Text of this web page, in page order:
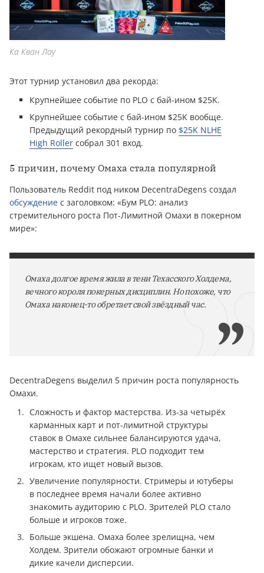
Ка Кван Лау
Этот турнир установил два рекорда:
Крупнейшее событие по PLO с бай-ином $25K.
Крупнейшее событие с бай-ином $25K вообще.
Предыдущий рекордный турнир по $25K NLHE
High Roller собрал 301 вход.
5 причин, почему Омаха стала популярной
Пользователь Reddit под ником DecentraDegens создал
обсуждение с заголовком: «Бум PLO: анализ
стремительного роста Пот-Лимитной Омахи в покерном
мире»:
Омаха долгое время жила в тени Техасского Холдема,
вечного короля покерных дисциплин. Но похоже, что
Омаха наконец-то обретает свой звёздный час.
DecentraDegens выделил 5 причин роста популярность
Омахи.
Сложность и фактор мастерства. Из-за четырёх
карманных карт и пот-лимитной структуры
ставок в Омахе сильнее балансируются удача,
мастерство и стратегия. PLO подходит тем
игрокам, кто ищет новый вызов.
Увеличение популярности. Стримеры и ютуберы
в последнее время начали более активно
знакомить аудиторию с PLO. Зрителей PLO стало
больше и игроков тоже.
Больше экшена. Омаха более зрелищна, чем
Холдем. Зрители обожают огромные банки и
дикие качели дисперсии.